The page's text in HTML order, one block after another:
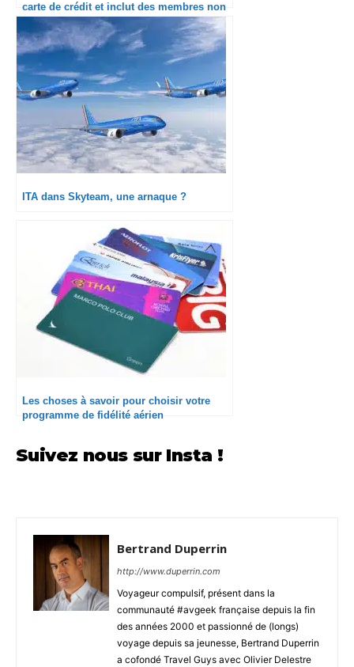
carte de crédit et inclut des membres non
ITA dans Skyteam, une arnaque ?
Les choses à savoir pour choisir votre
programme de fidélité aérien
Suivez nous sur Insta !
Bertrand Duperrin
http://www.duperrin.com
Voyageur compulsif, présent dans la
communauté #avgeek française depuis la fin
des années 2000 et passionné de (longs)
voyage depuis sa jeunesse, Bertrand Duperrin
a cofondé Travel Guys avec Olivier Delestre